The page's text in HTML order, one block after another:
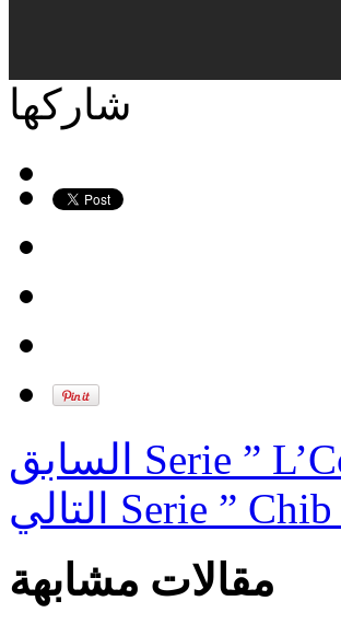
شاركها
السابق
Serie ”
التالي
Serie ”
مقالات مشابهة